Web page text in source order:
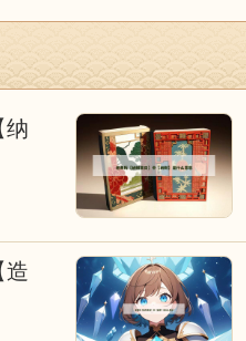
家居小修缮无需严
开与新人相冲、神
情况，可结合民俗祈
，它是传统文化的
应自然、趋吉避凶的
时代的民俗特色，成
纽带。无论是过去还
纳
造